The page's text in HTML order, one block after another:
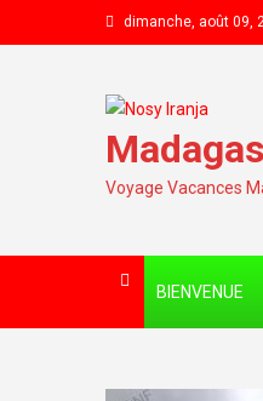
Skip to content dimanche, août 09,
Voyage Vacances
BIENVENUE